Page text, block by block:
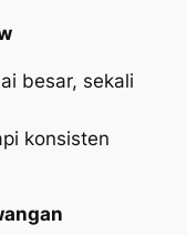
besar, sekali
konsisten